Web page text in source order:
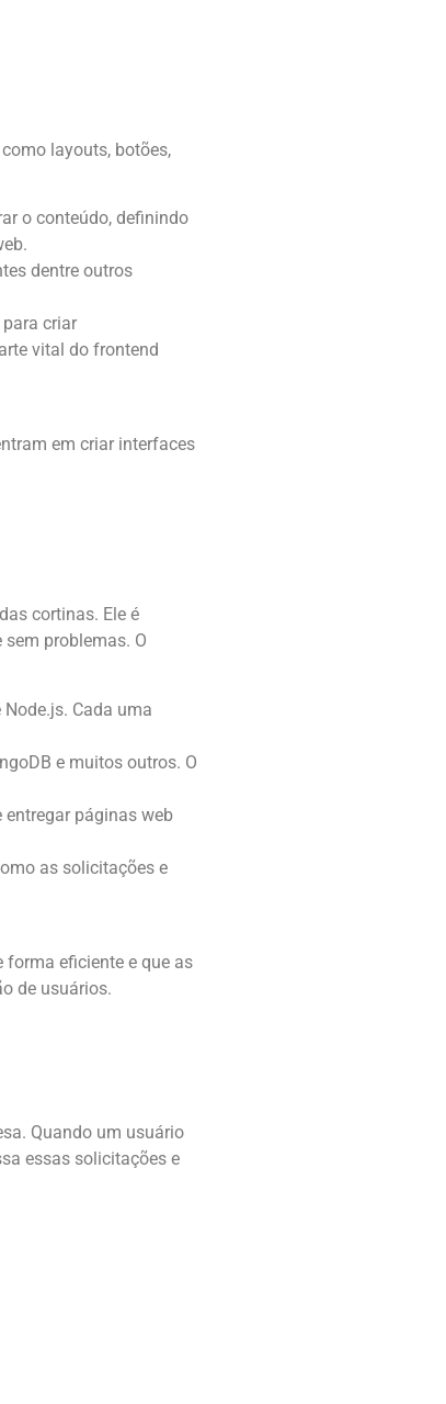
layouts, botões,
o conteúdo, definindo
dentre outros
criar
vital do frontend
em criar interfaces
cortinas. Ele é
problemas. O
Cada uma
e muitos outros. O
entregar páginas web
as solicitações e
forma eficiente e que as
de usuários.
Quando um usuário
essas solicitações e